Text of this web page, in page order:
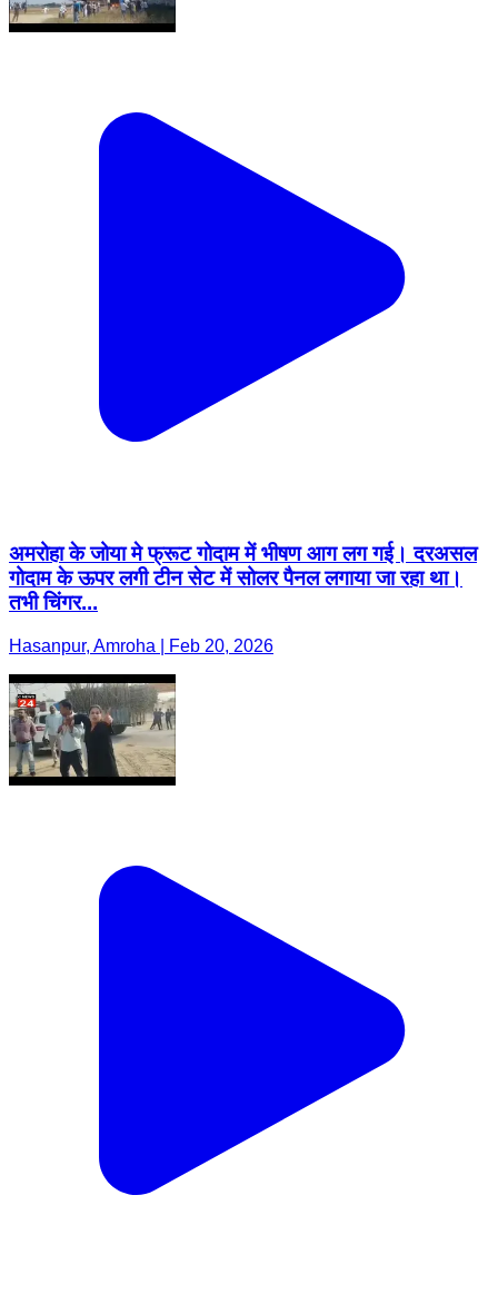
अमरोहा के जोया मे फ्रूट गोदाम में भीषण आग लग गई। दरअसल
गोदाम के ऊपर लगी टीन सेट में सोलर पैनल लगाया जा रहा था।
तभी चिंगर...
Hasanpur, Amroha | Feb 20, 2026